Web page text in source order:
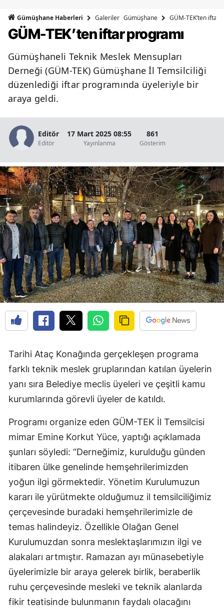
Bingöl
Bitlis
Bolu
Çanakkale
Çorum
Denizli
Diyarbakır
Edirne
Elazığ
Erzincan
Erzurum
Eskişehir
Giresun
Gümüşhane
Hakkari
Hatay
Isparta
Mersin
İstanbul
İzmir
Kars
Kastamonu
Kayseri
Kırklareli
Kırşehir
Gümüşhane Haberleri Galeriler Gümüşhane GÜM-TEK’ten iftar
GÜM-TEK’ten iftar programı
Gümüşhaneli Teknik Meslek Mensupları
Derneği (GÜM-TEK) Gümüşhane İl Temsilciliği
düzenlediği iftar programında üyeleriyle bir
araya geldi.
Editör
Editör
17 Mart 2025 08:55
Yayınlanma
861
Gösterim
Tarihi Ataç Konağında gerçekleşen programa
farklı teknik meslek gruplarından katılan üyelerin
yanı sıra Belediye meclis üyeleri ve çeşitli kamu
kurumlarında görevli üyeler de katıldı.
Programı organize eden GÜM-TEK İl Temsilcisi
mimar Emine Korkut Yüce, yaptığı açıklamada
şunları söyledi: “Derneğimiz, kurulduğu günden
itibaren ülke genelinde hemşehrilerimizden
yoğun ilgi görmektedir. Yönetim Kurulumuzun
kararı ile yürütmekte olduğumuz il temsilciliğimiz
çerçevesinde buradaki hemşehrilerimizle de
temas halindeyiz. Özellikle Olağan Genel
Kurulumuzdan sonra meslektaşlarımızın ilgi ve
alakaları artmıştır. Ramazan ayı münasebetiyle
üyelerimizle bir araya gelerek birlik, beraberlik
ruhu çerçevesinde mesleki ve teknik alanlarda
fikir teatisinde bulunmanın faydalı olacağını